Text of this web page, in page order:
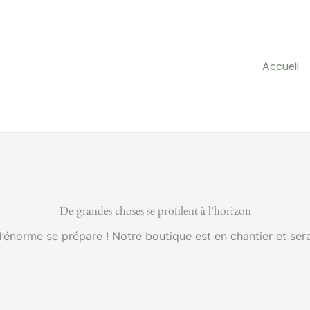
Accueil
De grandes choses se profilent à l’horizon
se prépare ! Notre boutique est en chantier et